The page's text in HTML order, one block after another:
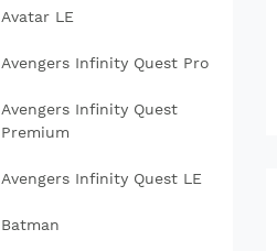
Avatar LE
Avengers Infinity Quest Pro
Avengers Infinity Quest
Premium
Avengers Infinity Quest LE
Batman